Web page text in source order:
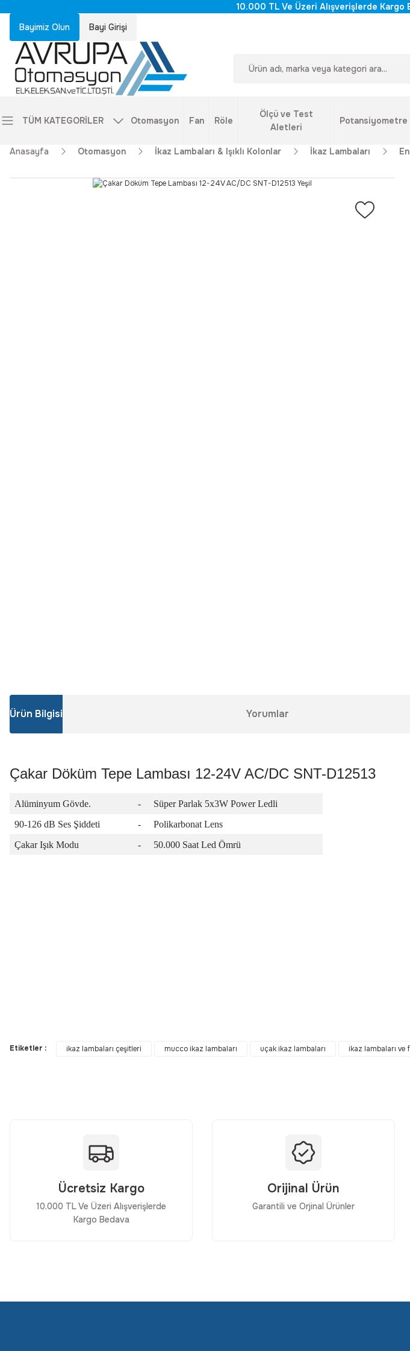
10.000 TL Ve Üzeri Alışverişlerde Kargo
Bayimiz Olun
Bayi Girişi
TÜM KATEGORİLER Otomasyon Fan Röle
Ölçü ve Test
Aletleri
Potansiyometre
Anasayfa Otomasyon İkaz Lambaları & Işıklı Kolonlar İkaz Lambaları
Ürün Bilgisi Yorumlar
Çakar Döküm Tepe Lambası 12-24V AC/DC SNT-D12513
Alüminyum Gövde. -
Süper Parlak 5x3W Power Ledli
90-126 dB Ses Şiddeti
-
Polikarbonat Lens
Çakar Işık Modu
- 50.000 Saat Led Ömrü
Bu ürüne benzer farklı alternatifler olmalı.
Etiketler : ikaz lambaları çeşitleri mucco ikaz lambaları uçak ikaz lambaları ikaz lambaları ve
Ücretsiz Kargo
10.000 TL Ve Üzeri Alışverişlerde
Kargo Bedava
Orijinal Ürün
Garantili ve Orjinal Ürünler